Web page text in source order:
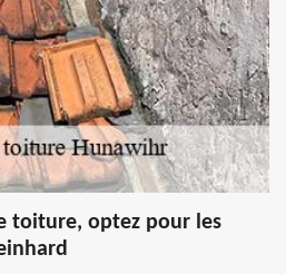
toiture, optez pour les